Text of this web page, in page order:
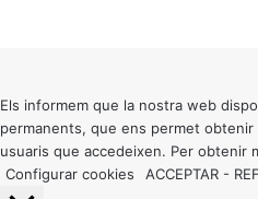
button
Els informem que la nostra web
permanents, que ens permet
usuaris que accedeixen. Per obtenir
Configurar cookies
ACCEPTAR -